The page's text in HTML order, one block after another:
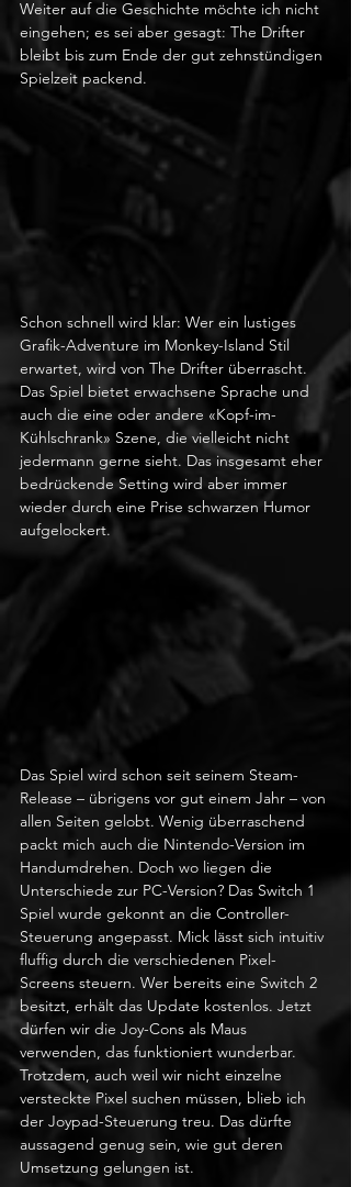
Weiter auf die Geschichte möchte ich nicht
eingehen; es sei aber gesagt: The Drifter
bleibt bis zum Ende der gut zehnstündigen
Spielzeit packend.
Schon schnell wird klar: Wer ein lustiges
Grafik-Adventure im Monkey-Island Stil
erwartet, wird von The Drifter überrascht.
Das Spiel bietet erwachsene Sprache und
auch die eine oder andere «Kopf-im-
Kühlschrank» Szene, die vielleicht nicht
jedermann gerne sieht. Das insgesamt eher
bedrückende Setting wird aber immer
wieder durch eine Prise schwarzen Humor
aufgelockert.
Das Spiel wird schon seit seinem Steam-
Release – übrigens vor gut einem Jahr – von
allen Seiten gelobt. Wenig überraschend
packt mich auch die Nintendo-Version im
Handumdrehen. Doch wo liegen die
Unterschiede zur PC-Version? Das Switch 1
Spiel wurde gekonnt an die Controller-
Steuerung angepasst. Mick lässt sich intuitiv
fluffig durch die verschiedenen Pixel-
Screens steuern. Wer bereits eine Switch 2
besitzt, erhält das Update kostenlos. Jetzt
dürfen wir die Joy-Cons als Maus
verwenden, das funktioniert wunderbar.
Trotzdem, auch weil wir nicht einzelne
versteckte Pixel suchen müssen, blieb ich
der Joypad-Steuerung treu. Das dürfte
aussagend genug sein, wie gut deren
Umsetzung gelungen ist.